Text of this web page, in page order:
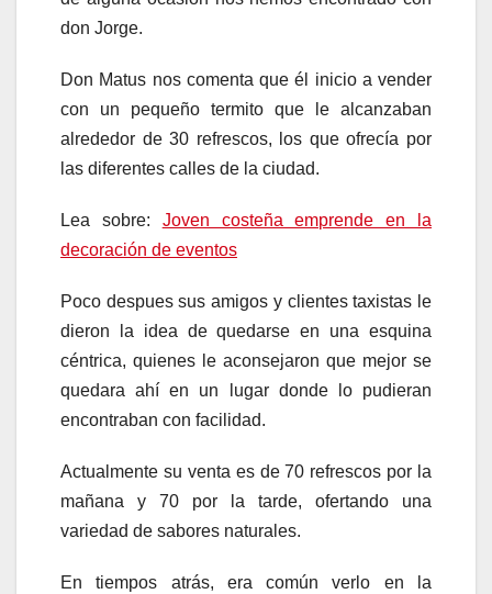
don Jorge.
Don Matus nos comenta que él inicio a vender
con un pequeño termito que le alcanzaban
alrededor de 30 refrescos, los que ofrecía por
las diferentes calles de la ciudad.
Lea sobre: Joven costeña emprende en la
decoración de eventos
Poco despues sus amigos y clientes taxistas le
dieron la idea de quedarse en una esquina
céntrica, quienes le aconsejaron que mejor se
quedara ahí en un lugar donde lo pudieran
encontraban con facilidad.
Actualmente su venta es de 70 refrescos por la
mañana y 70 por la tarde, ofertando una
variedad de sabores naturales.
En tiempos atrás, era común verlo en la